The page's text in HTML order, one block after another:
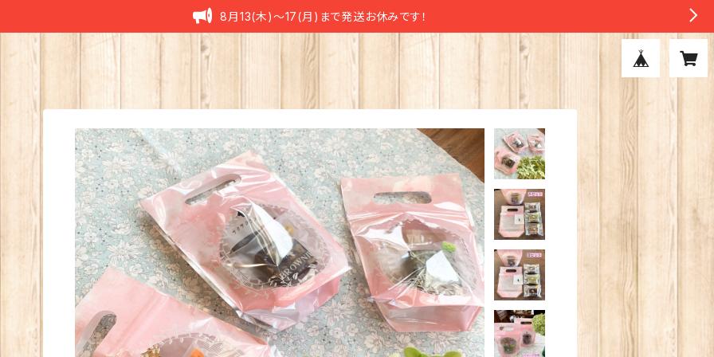
8月13(木)〜17(月)まで発送お休みです！